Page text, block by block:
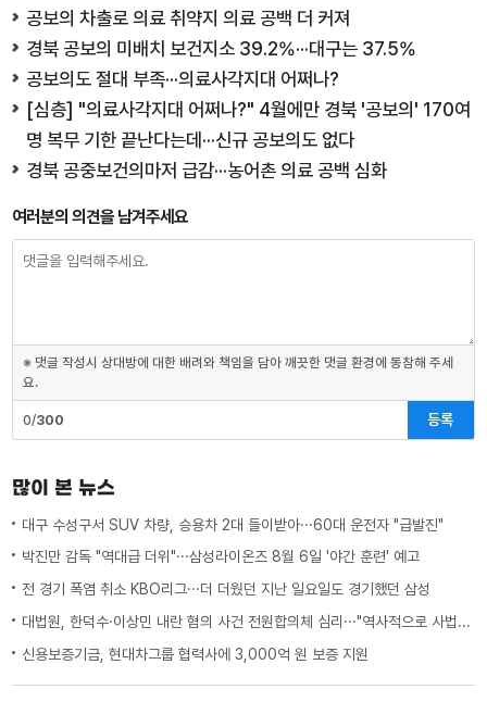
공보의 차출로 의료 취약지 의료 공백 더 커져
경북 공보의 미배치 보건지소 39.2%···대구는 37.5%
공보의도 절대 부족···의료사각지대 어쩌나?
[심층] "의료사각지대 어쩌나?" 4월에만 경북 '공보의' 170여
명 복무 기한 끝난다는데···신규 공보의도 없다
경북 공중보건의마저 급감···농어촌 의료 공백 심화
여러분의 의견을 남겨주세요
※ 댓글 작성시 상대방에 대한 배려와 책임을 담아 깨끗한 댓글 환경에 동참해 주세
요.
0/300 등록
많이 본 뉴스
대구 수성구서 SUV 차량, 승용차 2대 들이받아···60대 운전자 "급발진"
박진만 감독 "역대급 더위"···삼성라이온즈 8월 6일 '야간 훈련' 예고
전 경기 폭염 취소 KBO리그···더 더웠던 지난 일요일도 경기했던 삼성
대법원, 한덕수·이상민 내란 혐의 사건 전원합의체 심리···"역사적으로 사법적 평가 필요"
신용보증기금, 현대차그룹 협력사에 3,000억 원 보증 지원